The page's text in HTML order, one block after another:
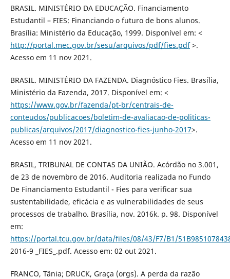
BRASIL. MINISTÉRIO DA EDUCAÇÃO. Financiamento
Estudantil – FIES: Financiando o futuro de bons alunos.
Brasília: Ministério da Educação, 1999. Disponível em: <
http://portal.mec.gov.br/sesu/arquivos/pdf/fies.pdf>.
Acesso em 11 nov 2021.
BRASIL. MINISTÉRIO DA FAZENDA. Diagnóstico Fies. Brasília,
Ministério da Fazenda, 2017. Disponível em: <
https://www.gov.br/fazenda/pt-br/centrais-de-
conteudos/publicacoes/boletim-de-avaliacao-de-politicas-
publicas/arquivos/2017/diagnostico-fies-junho-2017>.
Acesso em 11 nov 2021.
BRASIL, TRIBUNAL DE CONTAS DA UNIÃO. Acórdão no 3.001,
de 23 de novembro de 2016. Auditoria realizada no Fundo
De Financiamento Estudantil - Fies para verificar sua
sustentabilidade, eficácia e as vulnerabilidades de seus
processos de trabalho. Brasília, nov. 2016k. p. 98. Disponível
em:
https://portal.tcu.gov.br/data/files/08/43/F7/B1/
2016-9 _FIES_.pdf. Acesso em: 02 out 2021.
FRANCO, Tânia; DRUCK, Graça (orgs). A perda da razão